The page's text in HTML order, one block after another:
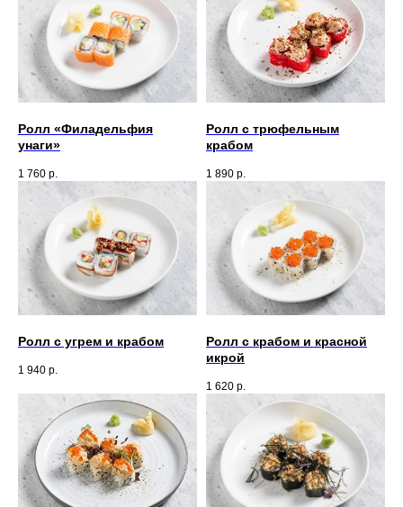
Ролл «Филадельфия
унаги»
1 760 р.
Ролл с трюфельным
крабом
1 890 р.
Ролл с угрем и крабом
1 940 р.
Ролл с крабом и красной
икрой
1 620 р.